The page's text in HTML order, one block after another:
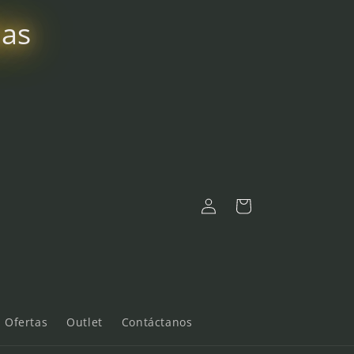
Ofertas Outlet Contáctanos
Iniciar
sesión
Carrito